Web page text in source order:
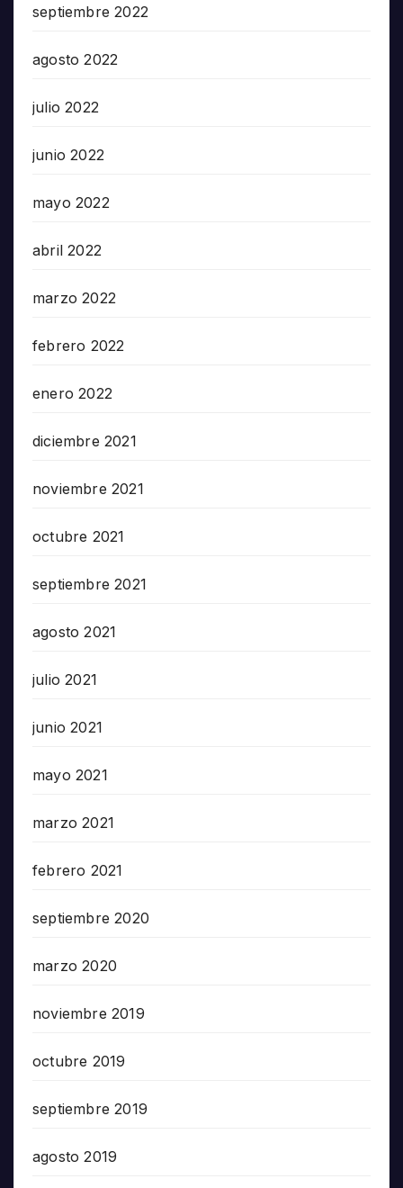
septiembre 2022
agosto 2022
julio 2022
junio 2022
mayo 2022
abril 2022
marzo 2022
febrero 2022
enero 2022
diciembre 2021
noviembre 2021
octubre 2021
septiembre 2021
agosto 2021
julio 2021
junio 2021
mayo 2021
marzo 2021
febrero 2021
septiembre 2020
marzo 2020
noviembre 2019
octubre 2019
septiembre 2019
agosto 2019